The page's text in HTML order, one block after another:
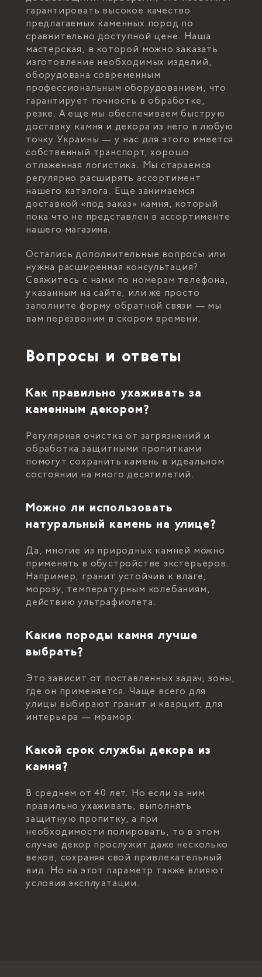
гарантировать высокое качество
предлагаемых каменных пород по
сравнительно доступной цене. Наша
мастерская, в которой можно заказать
изготовление необходимых изделий,
оборудована современным
профессиональным оборудованием, что
гарантирует точность в обработке,
резке. А еще мы обеспечиваем быструю
доставку камня и декора из него в любую
точку Украины — у нас для этого имеется
собственный транспорт, хорошо
отлаженная логистика. Мы стараемся
регулярно расширять ассортимент
нашего каталога. Еще занимаемся
доставкой «под заказ» камня, который
пока что не представлен в ассортименте
нашего магазина.
Остались дополнительные вопросы или
нужна расширенная консультация?
Свяжитесь с нами по номерам телефона,
указанным на сайте, или же просто
заполните форму обратной связи — мы
вам перезвоним в скором времени.
Вопросы и ответы
Как правильно ухаживать за
каменным декором?
Регулярная очистка от загрязнений и
обработка защитными пропитками
помогут сохранить камень в идеальном
состоянии на много десятилетий.
Можно ли использовать
натуральный камень на улице?
Да, многие из природных камней можно
применять в обустройстве экстерьеров.
Например, гранит устойчив к влаге,
морозу, температурным колебаниям,
действию ультрафиолета.
Какие породы камня лучше
выбрать?
Это зависит от поставленных задач, зоны,
где он применяется. Чаще всего для
улицы выбирают гранит и кварцит, для
интерьера — мрамор.
Какой срок службы декора из
камня?
В среднем от 40 лет. Но если за ним
правильно ухаживать, выполнять
защитную пропитку, а при
необходимости полировать, то в этом
случае декор прослужит даже несколько
веков, сохраняя свой привлекательный
вид. Но на этот параметр также влияют
условия эксплуатации.